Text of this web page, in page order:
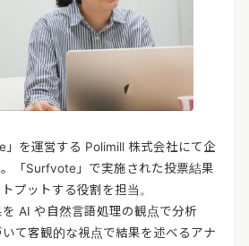
を運営する Polimill 株式会社にて企
「Surfvote」で実施された投票結果
プットする役割を担当。
AI や自然言語処理の観点で分析
て客観的な視点で結果を述べるアナ